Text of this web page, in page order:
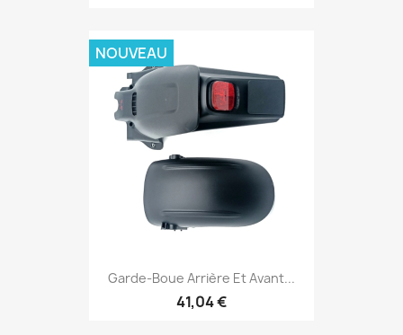
Garde-Boue Arrière Et Avant...
41,04 €
NOUVEAU